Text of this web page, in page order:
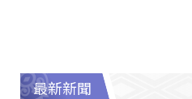
最新新聞